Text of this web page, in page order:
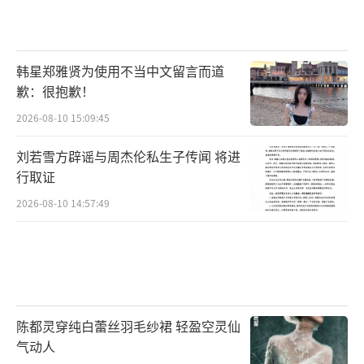
韩星郑雅贤为使用不当中文留言而道
歉：很抱歉！
2026-08-10 15:09:45
刘若雪方辟谣与周杰伦私生子传闻 将进
行取证
2026-08-10 14:57:49
陈都灵穿纯白蕾丝羽毛纱裙 轻盈空灵仙
气动人